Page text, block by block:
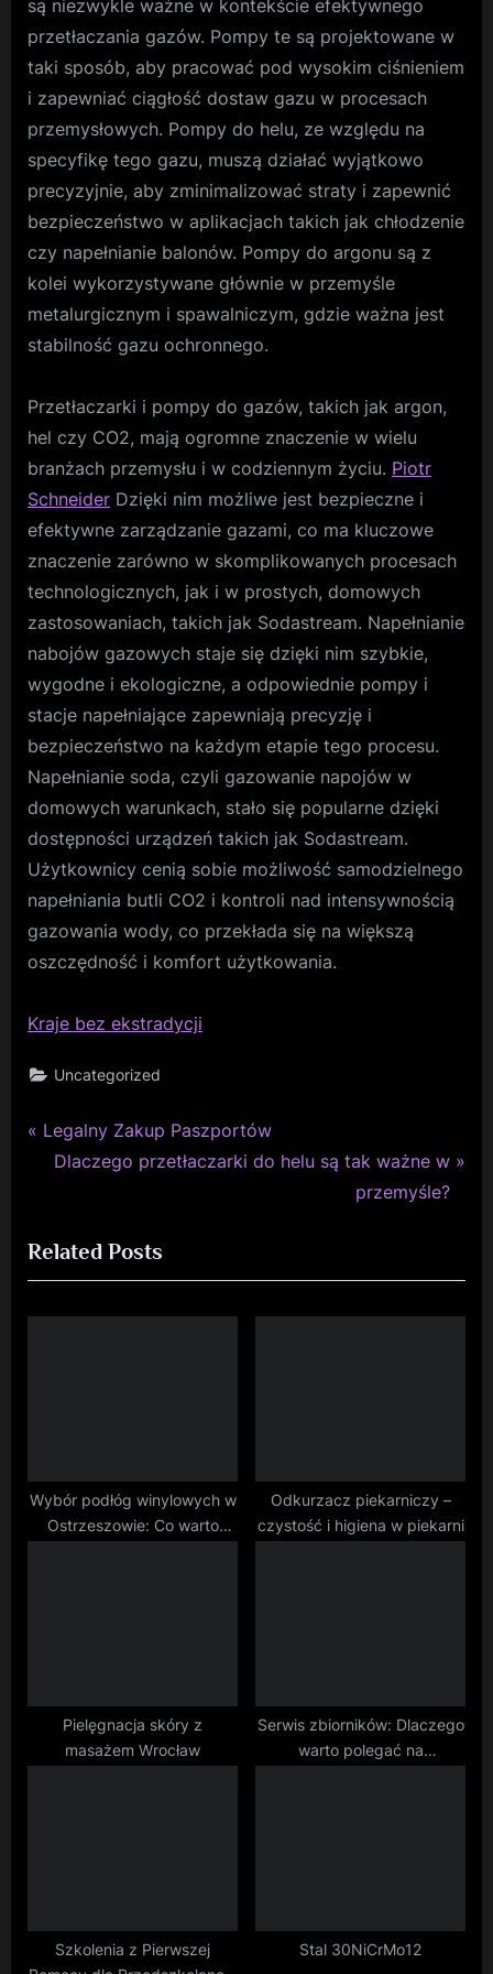
są niezwykle ważne w kontekście efektywnego
przetłaczania gazów. Pompy te są projektowane w
taki sposób, aby pracować pod wysokim ciśnieniem
i zapewniać ciągłość dostaw gazu w procesach
przemysłowych. Pompy do helu, ze względu na
specyfikę tego gazu, muszą działać wyjątkowo
precyzyjnie, aby zminimalizować straty i zapewnić
bezpieczeństwo w aplikacjach takich jak chłodzenie
czy napełnianie balonów. Pompy do argonu są z
kolei wykorzystywane głównie w przemyśle
metalurgicznym i spawalniczym, gdzie ważna jest
stabilność gazu ochronnego.
Przetłaczarki i pompy do gazów, takich jak argon,
hel czy CO2, mają ogromne znaczenie w wielu
branżach przemysłu i w codziennym życiu. Piotr
Schneider Dzięki nim możliwe jest bezpieczne i
efektywne zarządzanie gazami, co ma kluczowe
znaczenie zarówno w skomplikowanych procesach
technologicznych, jak i w prostych, domowych
zastosowaniach, takich jak Sodastream. Napełnianie
nabojów gazowych staje się dzięki nim szybkie,
wygodne i ekologiczne, a odpowiednie pompy i
stacje napełniające zapewniają precyzję i
bezpieczeństwo na każdym etapie tego procesu.
Napełnianie soda, czyli gazowanie napojów w
domowych warunkach, stało się popularne dzięki
dostępności urządzeń takich jak Sodastream.
Użytkownicy cenią sobie możliwość samodzielnego
napełniania butli CO2 i kontroli nad intensywnością
gazowania wody, co przekłada się na większą
oszczędność i komfort użytkowania.
Kraje bez ekstradycji
Uncategorized
Nawigacja
P
i
o
u
:
Legalny Zakup Paszportów
N
t
P
o
Dlaczego przetłaczarki do helu są tak ważne w
przemyśle?
Related Posts
Wybór podłóg winylowych w
Ostrzeszowie: Co warto
Odkurzacz piekarniczy –
czystość i higiena w piekarni
Pielęgnacja skóry z
masażem Wrocław
Serwis zbiorników: Dlaczego
warto polegać na
Szkolenia z Pierwszej
Stal 30NiCrMo12